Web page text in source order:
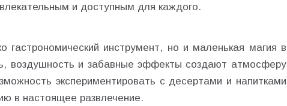
и доступным для каждого.
гастрономический инструмент, но и маленькая магия в
воздушность и забавные эффекты создают атмосферу
экспериментировать с десертами и напитками
в настоящее развлечение.